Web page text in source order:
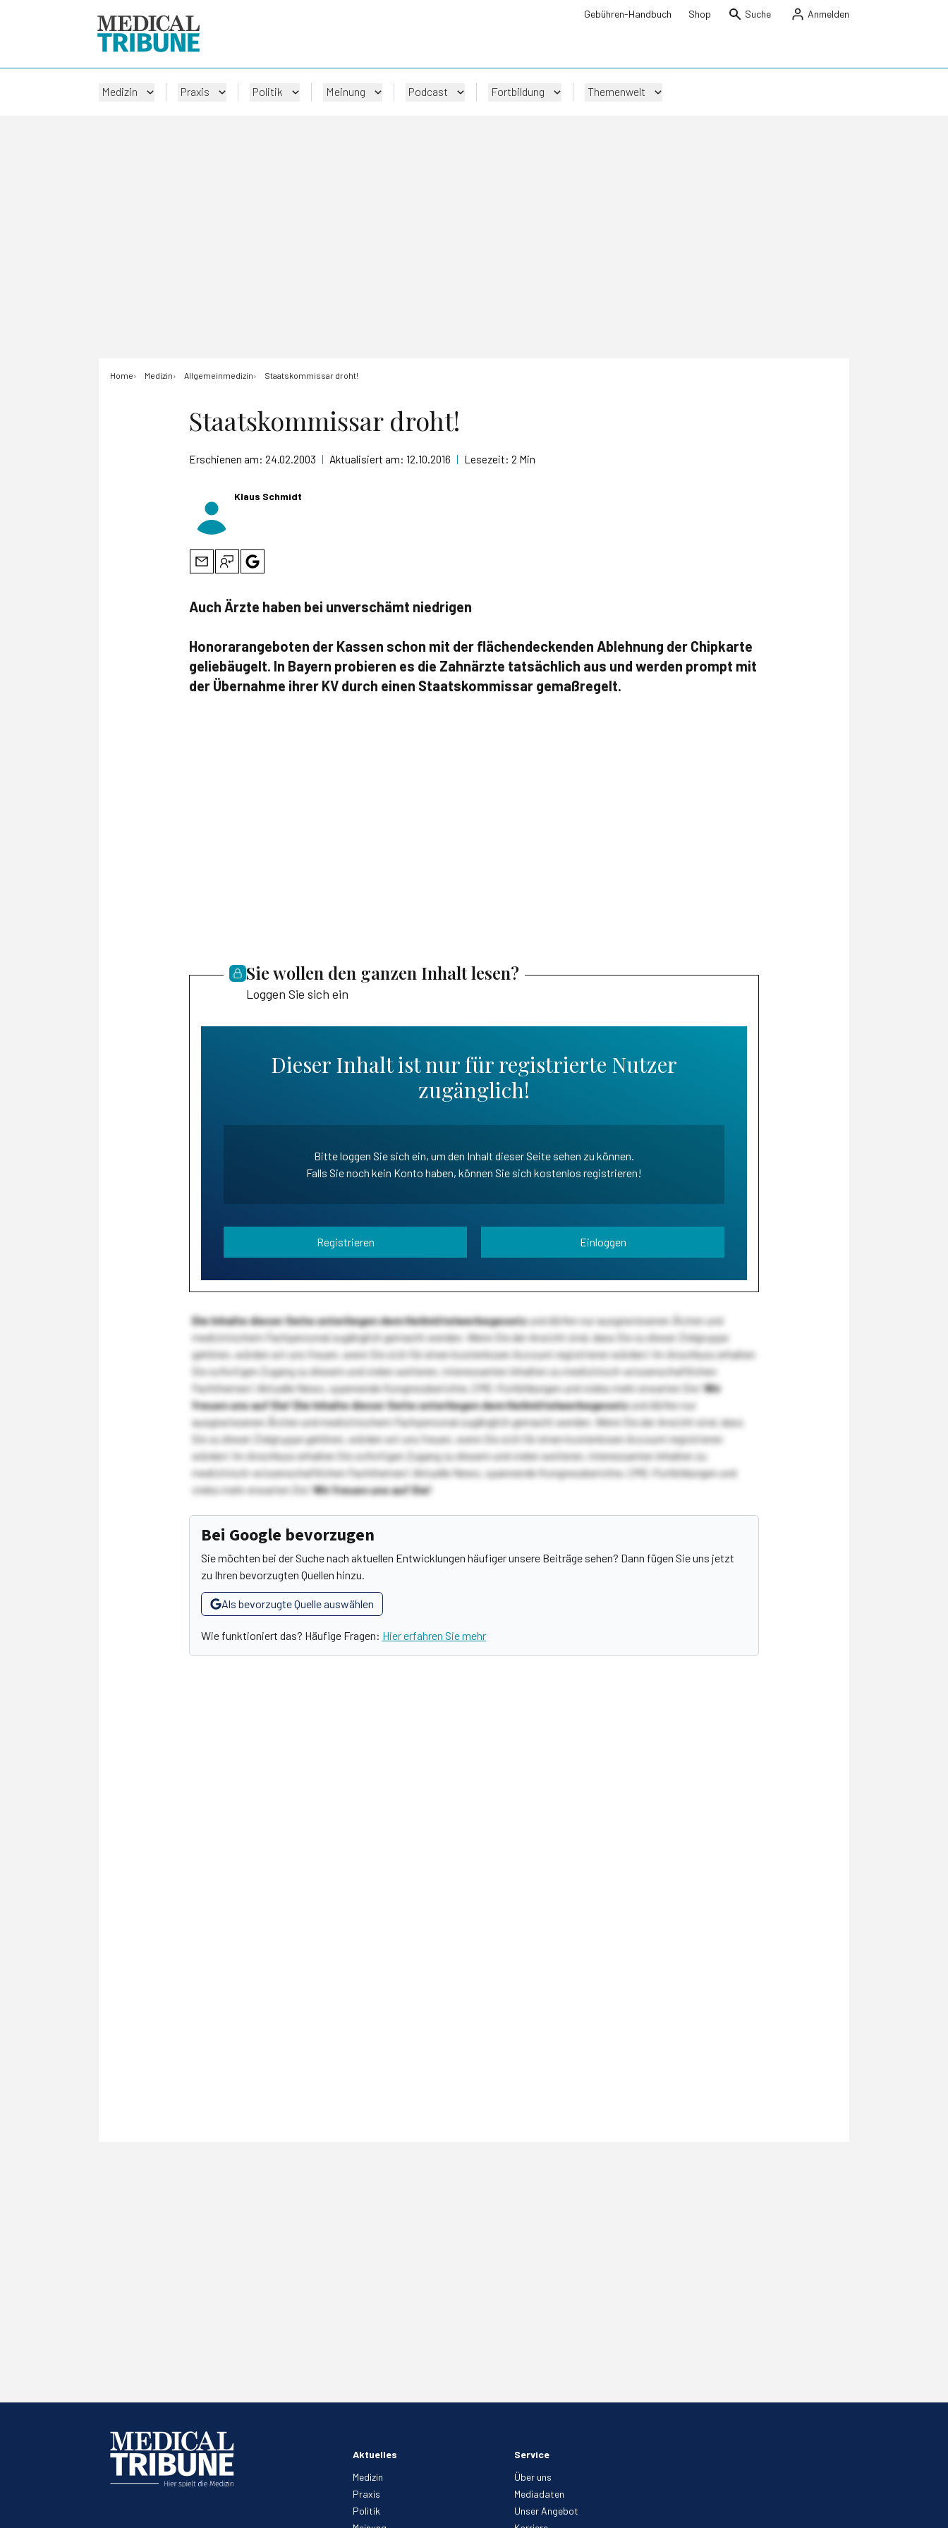
Gebühren-Handbuch Shop Suche Anmelden
Medizin Praxis Politik Meinung Podcast Fortbildung Themenwelt
Home Medizin Allgemeinmedizin Staatskommissar droht!
Staatskommissar droht!
Erschienen am: 24.02.2003 | Aktualisiert am: 12.10.2016 | Lesezeit: 2 Min
Klaus Schmidt
Auch Ärzte haben bei unverschämt niedrigen
Honorarangeboten der Kassen schon mit der flächendeckenden Ablehnung der Chipkarte
geliebäugelt. In Bayern probieren es die Zahnärzte tatsächlich aus und werden prompt mit
der Übernahme ihrer KV durch einen Staatskommissar gemaßregelt.
Sie wollen den ganzen Inhalt lesen?
Loggen Sie sich ein
Dieser Inhalt ist nur für registrierte Nutzer
zugänglich!
Bitte loggen Sie sich ein, um den Inhalt dieser Seite sehen zu können.
Falls Sie noch kein Konto haben, können Sie sich kostenlos registrieren!
Registrieren Einloggen
Die Inhalte dieser Seite unterliegen dem Heilmittelwerbegesetzund dürfen nur ausgewiesenen Ärzten und
medizinischem Fachpersonal zugänglich gemacht werden. Wenn Sie der Ansicht sind, dass Sie zu dieser Zielgruppe
gehören, würden wir uns freuen, wenn Sie sich für einen kostenlosen Account registrieren würden! Im Anschluss erhalten
Sie sofortigen Zugang zu diesem und vielen weiteren, interessanten Inhalten zu medizinisch-wissenschaftlichen
Fachthemen! Aktuelle News, spannende Kongressberichte, CME-Fortbildungen und vieles mehr erwarten Sie!Wir
freuen uns auf Sie!Die Inhalte dieser Seite unterliegen dem Heilmittelwerbegesetzund dürfen nur
ausgewiesenen Ärzten und medizinischem Fachpersonal zugänglich gemacht werden. Wenn Sie der Ansicht sind, dass
Sie zu dieser Zielgruppe gehören, würden wir uns freuen, wenn Sie sich für einen kostenlosen Account registrieren
würden! Im Anschluss erhalten Sie sofortigen Zugang zu diesem und vielen weiteren, interessanten Inhalten zu
medizinisch-wissenschaftlichen Fachthemen! Aktuelle News, spannende Kongressberichte, CME-Fortbildungen und
vieles mehr erwarten Sie!Wir freuen uns auf Sie!
Bei Google bevorzugen
Sie möchten bei der Suche nach aktuellen Entwicklungen häufiger unsere Beiträge sehen? Dann fügen Sie uns jetzt
zu Ihren bevorzugten Quellen hinzu.
Als bevorzugte Quelle auswählen
Wie funktioniert das? Häufige Fragen: Hier erfahren Sie mehr
Aktuelles
Medizin
Praxis
Politik
Service
Über uns
Mediadaten
Unser Angebot